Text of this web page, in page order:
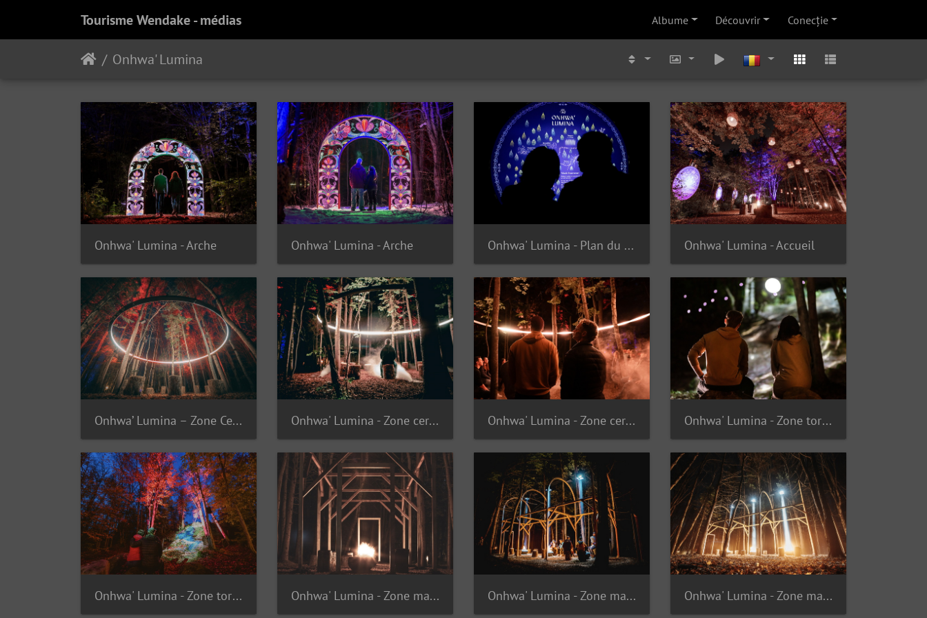
Tourisme Wendake - médias Albume Découvrir Conecţie
Onhwa' Lumina
Onhwa' Lumina - Arche Onhwa' Lumina - Arche Onhwa' Lumina - Plan du parcours Onhwa' Lumina - Accueil
Onhwa’ Lumina – Zone Cercle Onhwa' Lumina - Zone cercle Onhwa' Lumina - Zone cercle Onhwa' Lumina - Zone tortue
Onhwa' Lumina - Zone tortue Onhwa' Lumina - Zone maison longue Onhwa' Lumina - Zone maison longue Onhwa' Lumina - Zone maison longue